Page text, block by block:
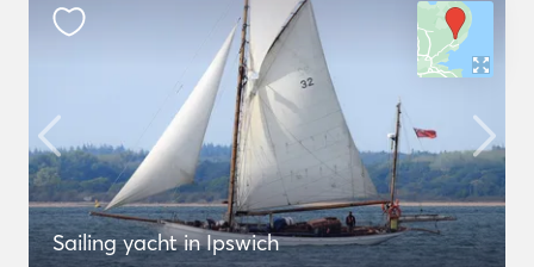
Sailing yacht in Ipswich